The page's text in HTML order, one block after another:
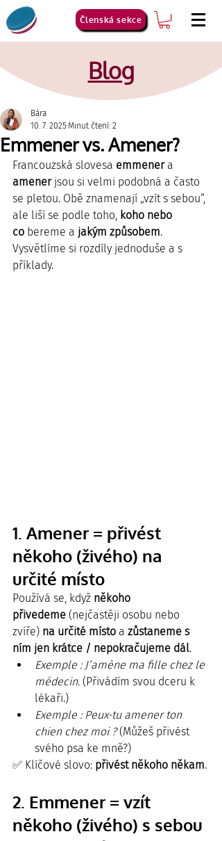
Členská sekce
Blog
Emmener vs. Amener?
Bára
10. 7. 2025Minut čtení: 2
Francouzská slovesa emmener a
amener jsou si velmi podobná a často
se pletou. Obě znamenají „vzít s sebou“,
ale liší se podle toho, koho nebo
co bereme a jakým způsobem.
Vysvětlíme si rozdíly jednoduše a s
příklady.
1. Amener = přivést
někoho (živého) na
určité místo
Používá se, když někoho
přivedeme (nejčastěji osobu nebo
zvíře) na určité místo a zůstaneme s
ním jen krátce / nepokračujeme dál.
Exemple : J’amène ma fille chez le
médecin. (Přivádím svou dceru k
lékaři.)
Exemple : Peux-tu amener ton
chien chez moi ? (Můžeš přivést
svého psa ke mně?)
✅ Klíčové slovo: přivést někoho někam.
2. Emmener = vzít
někoho (živého) s sebou